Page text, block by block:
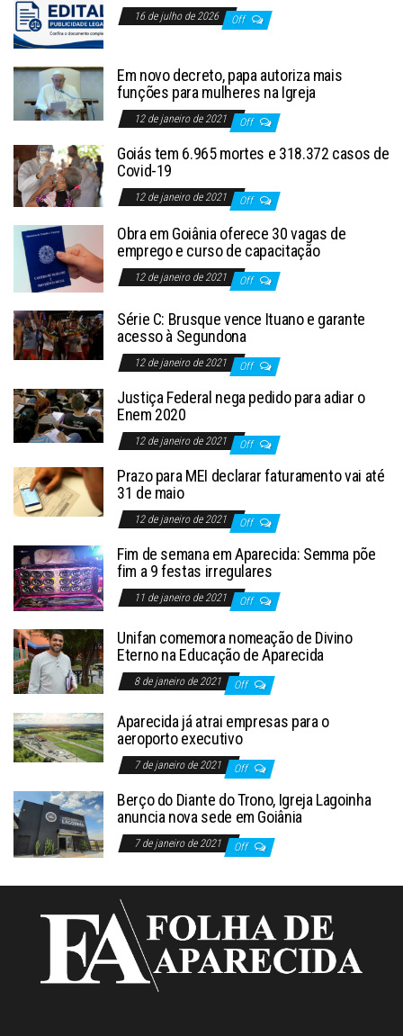
16 de julho de 2026 Off
Em novo decreto, papa autoriza mais
funções para mulheres na Igreja
12 de janeiro de 2021 Off
Goiás tem 6.965 mortes e 318.372 casos de
Covid-19
12 de janeiro de 2021 Off
Obra em Goiânia oferece 30 vagas de
emprego e curso de capacitação
12 de janeiro de 2021 Off
Série C: Brusque vence Ituano e garante
acesso à Segundona
12 de janeiro de 2021 Off
Justiça Federal nega pedido para adiar o
Enem 2020
12 de janeiro de 2021 Off
Prazo para MEI declarar faturamento vai até
31 de maio
12 de janeiro de 2021 Off
Fim de semana em Aparecida: Semma põe
fim a 9 festas irregulares
11 de janeiro de 2021 Off
Unifan comemora nomeação de Divino
Eterno na Educação de Aparecida
8 de janeiro de 2021 Off
Aparecida já atrai empresas para o
aeroporto executivo
7 de janeiro de 2021 Off
Berço do Diante do Trono, Igreja Lagoinha
anuncia nova sede em Goiânia
7 de janeiro de 2021 Off